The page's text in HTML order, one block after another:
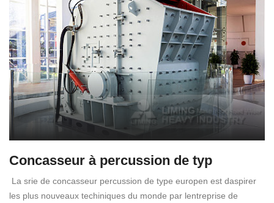
Concasseur à percussion de typ
La srie de concasseur percussion de type europen est daspirer
les plus nouveaux techiniques du monde par lentreprise de